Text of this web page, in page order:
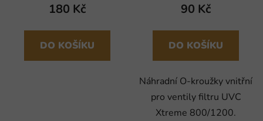
180 Kč
DO KOŠÍKU
90 Kč
DO KOŠÍKU
Náhradní O-kroužky vnitřní
pro ventily filtru UVC
Xtreme 800/1200.